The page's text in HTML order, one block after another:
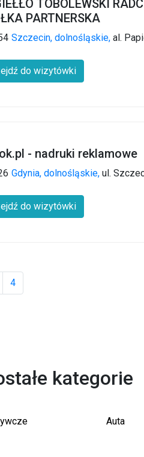
TOBOLEWSKI
PARTNERSKA
Szczecin, dolnośląskie, al.
do wizytówki
- nadruki reklamowe
Gdynia, dolnośląskie, ul.
do wizytówki
4
kategorie
Auta